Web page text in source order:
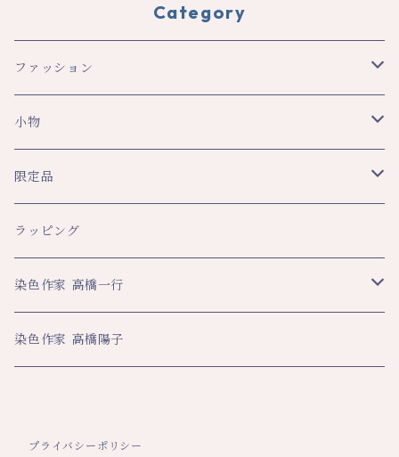
Category
ファッション
スカーフ・ショール
ショール
スカーフ
レディース
トップス
スカート・パンツ
メンズ
ネクタイ
マフラー・ストール
小物
文具
ペンケース
ブックカバー
生活
ハンカチ
大判ハンカチ
ビジネス
名刺入れ
その他
限定品
八幡平ドラゴンアイ関連
ハンカチ
スカーフ
数量限定企画品
平舘高校共同企画品
ラッピング
染色作家 高橋一行
アートクロス
染色作家 高橋陽子
プライバシーポリシー